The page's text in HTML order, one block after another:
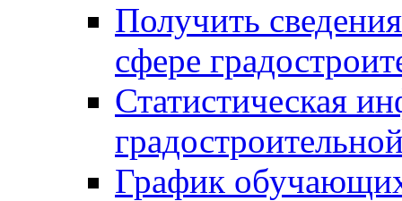
Получить
сфере
Статистическая
График